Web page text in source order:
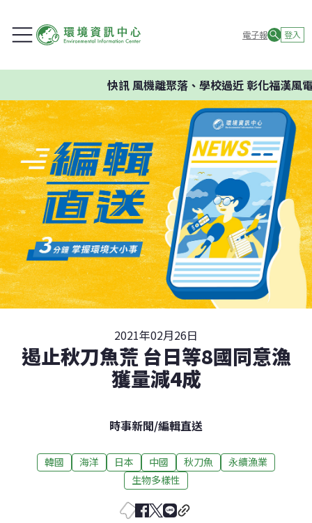
電子報 登入
快訊風機離聚落、學校過近 彰化福漢風電
2021年02月26日
遏止秋刀魚荒 台日等8國同意漁
獲量減4成
時事新聞/編輯直送
韓國 海洋 日本 中國 秋刀魚
永續漁業
生物多樣性